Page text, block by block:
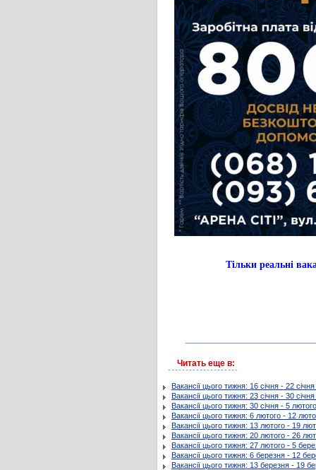
Тільки реальні
Читать еще в:
Вакансії цього тижня: 16 січня - 22
Вакансії цього тижня: 23 січня - 30
Вакансії цього тижня: 30 січня - 5
Вакансії цього тижня: 6 лютого - 12
Вакансії цього тижня: 13 лютого - 19
Вакансії цього тижня: 20 лютого - 26
Вакансії цього тижня: 27 лютого - 5
Вакансії цього тижня: 6 березня - 12
Вакансії цього тижня: 13 березня - 19